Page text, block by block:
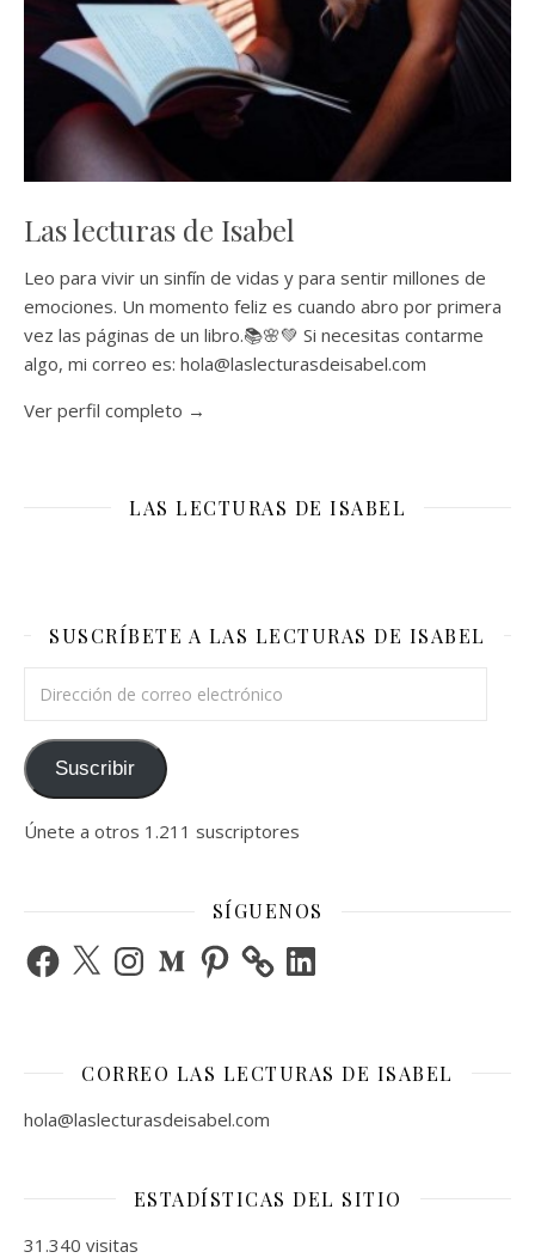
Las lecturas de Isabel
Leo para vivir un sinfín de vidas y para sentir millones de
emociones. Un momento feliz es cuando abro por primera
vez las páginas de un libro.📚🌸💚 Si necesitas contarme
algo, mi correo es: hola@laslecturasdeisabel.com
Ver perfil completo →
LAS LECTURAS DE ISABEL
SUSCRÍBETE A LAS LECTURAS DE ISABEL
Suscribir
Únete a otros 1.211 suscriptores
SÍGUENOS
Facebook
X InstagramMediumPinterest LinkedIn
CORREO LAS LECTURAS DE ISABEL
hola@laslecturasdeisabel.com
ESTADÍSTICAS DEL SITIO
31.340 visitas